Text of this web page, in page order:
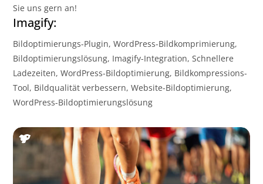
Sie uns gern an!
Imagify:
Bildoptimierungs-Plugin, WordPress-Bildkomprimierung,
Bildoptimierungslösung, Imagify-Integration, Schnellere
Ladezeiten, WordPress-Bildoptimierung, Bildkompressions-
Tool, Bildqualität verbessern, Website-Bildoptimierung,
WordPress-Bildoptimierungslösung